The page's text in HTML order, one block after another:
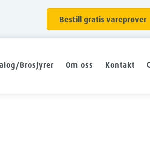
Bestill gratis vareprøver
Brosjyrer Om oss Kontakt